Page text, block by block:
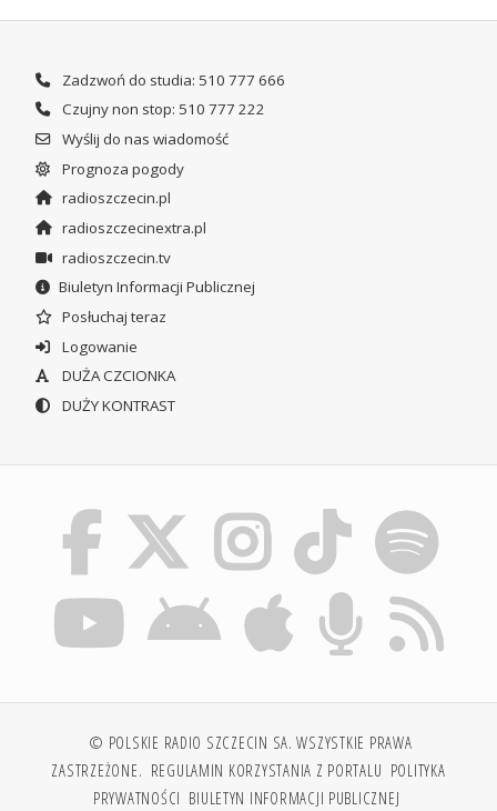
Zadzwoń do studia: 510 777 666
Czujny non stop: 510 777 222
Wyślij do nas wiadomość
Prognoza pogody
radioszczecin.pl
radioszczecinextra.pl
radioszczecin.tv
Biuletyn Informacji Publicznej
Posłuchaj teraz
Logowanie
DUŻA CZCIONKA
DUŻY KONTRAST
© POLSKIE RADIO SZCZECIN SA. WSZYSTKIE PRAWA
ZASTRZEŻONE. REGULAMIN KORZYSTANIA Z PORTALU POLITYKA
PRYWATNOŚCI BIULETYN INFORMACJI PUBLICZNEJ